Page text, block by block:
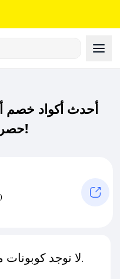
أحدث أكواد خصم
حصري لـ أم دلع للأعشاب الآن!
(0 تقييمات)
لا توجد كوبونات متاحة لـهذا المتجر حاليًا.